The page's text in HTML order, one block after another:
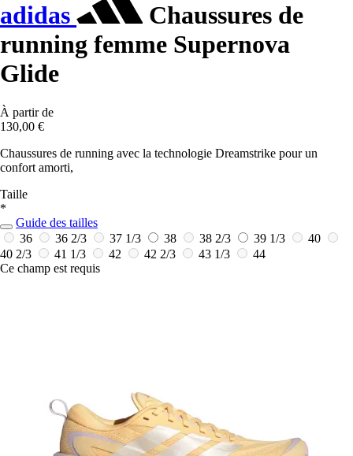
adidas
Chaussures de
running femme Supernova
Glide
À partir de
130,00 €
Chaussures de running avec la technologie Dreamstrike pour un
confort amorti,
Taille
*
Guide des tailles
36
36 2/3 37 1/3 38 38 2/3 39 1/3
40
40 2/3
41 1/3 42 42 2/3 43 1/3
44
Ce champ est requis